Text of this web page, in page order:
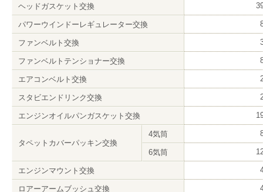
ヘッドガスケット交換
パワーウインドーレギュレーター交換
ファンベルト交換
ファンベルトテンショナー交換
エアコンベルト交換
スタビエンドリンク交換
エンジンオイルパンガスケット交換
タペットカバーパッキン交換
4気筒
6気筒
エンジンマウント交換
ロアーアームブッシュ交換